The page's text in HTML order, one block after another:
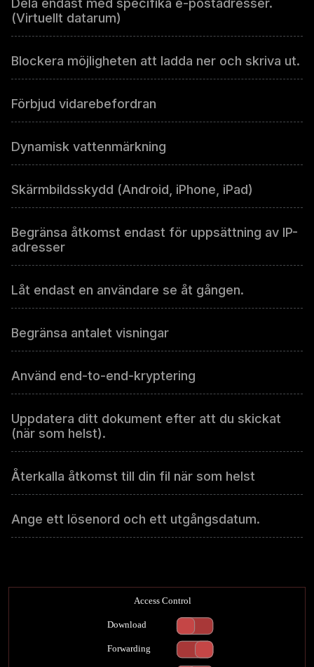
Dela endast med specifika e-postadresser.
(Virtuellt datarum)
Blockera möjligheten att ladda ner och skriva ut.
Förbjud vidarebefordran
Dynamisk vattenmärkning
Skärmbildsskydd (Android, iPhone, iPad)
Begränsa åtkomst endast för uppsättning av IP-
adresser
Låt endast en användare se åt gången.
Begränsa antalet visningar
Använd end-to-end-kryptering
Uppdatera ditt dokument efter att du skickat
(när som helst).
Återkalla åtkomst till din fil när som helst
Ange ett lösenord och ett utgångsdatum.